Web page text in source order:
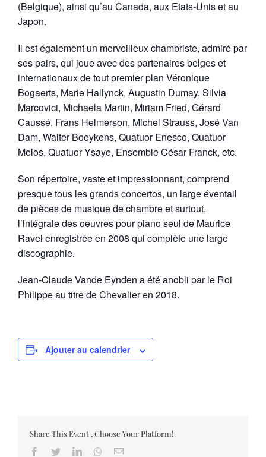
(Belgique), ainsi qu’au Canada, aux Etats-Unis et au
Japon.
Il est également un merveilleux chambriste, admiré par
ses pairs, qui joue avec des partenaires belges et
internationaux de tout premier plan Véronique
Bogaerts, Marie Hallynck, Augustin Dumay, Silvia
Marcovici, Michaela Martin, Miriam Fried, Gérard
Caussé, Frans Helmerson, Michel Strauss, José Van
Dam, Walter Boeykens, Quatuor Enesco, Quatuor
Melos, Quatuor Ysaye, Ensemble César Franck, etc.
Son répertoire, vaste et impressionnant, comprend
presque tous les grands concertos, un large éventail
de pièces de musique de chambre et surtout,
l’intégrale des oeuvres pour piano seul de Maurice
Ravel enregistrée en 2008 qui complète une large
discographie.
Jean-Claude Vande Eynden a été anobli par le Roi
Philippe au titre de Chevalier en 2018.
Ajouter au calendrier
Share This Event , Choose Your Platform!
Facebook
TwitterLinkedInWhatsapp
Email